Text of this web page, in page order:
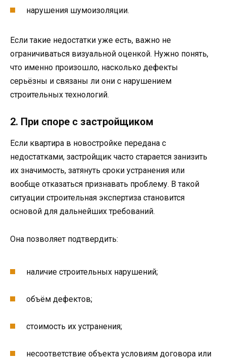
нарушения шумоизоляции.
Если такие недостатки уже есть, важно не
ограничиваться визуальной оценкой. Нужно понять,
что именно произошло, насколько дефекты
серьёзны и связаны ли они с нарушением
строительных технологий.
2. При споре с застройщиком
Если квартира в новостройке передана с
недостатками, застройщик часто старается занизить
их значимость, затянуть сроки устранения или
вообще отказаться признавать проблему. В такой
ситуации строительная экспертиза становится
основой для дальнейших требований.
Она позволяет подтвердить:
наличие строительных нарушений;
объём дефектов;
стоимость их устранения;
несоответствие объекта условиям договора или